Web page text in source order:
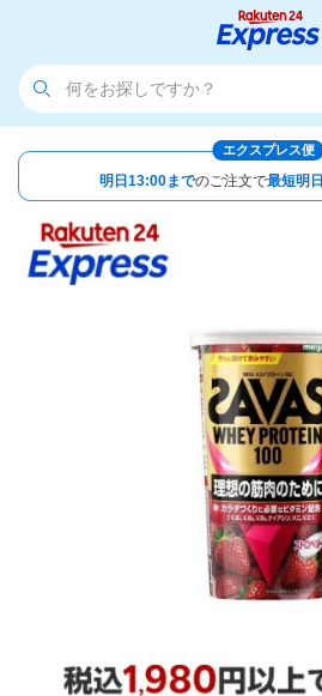
エクスプレス便
明日13:00までのご注文で最短明日